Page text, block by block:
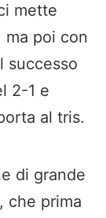
mette
ma poi con
successo
2-1 e
al tris.
di grande
che prima